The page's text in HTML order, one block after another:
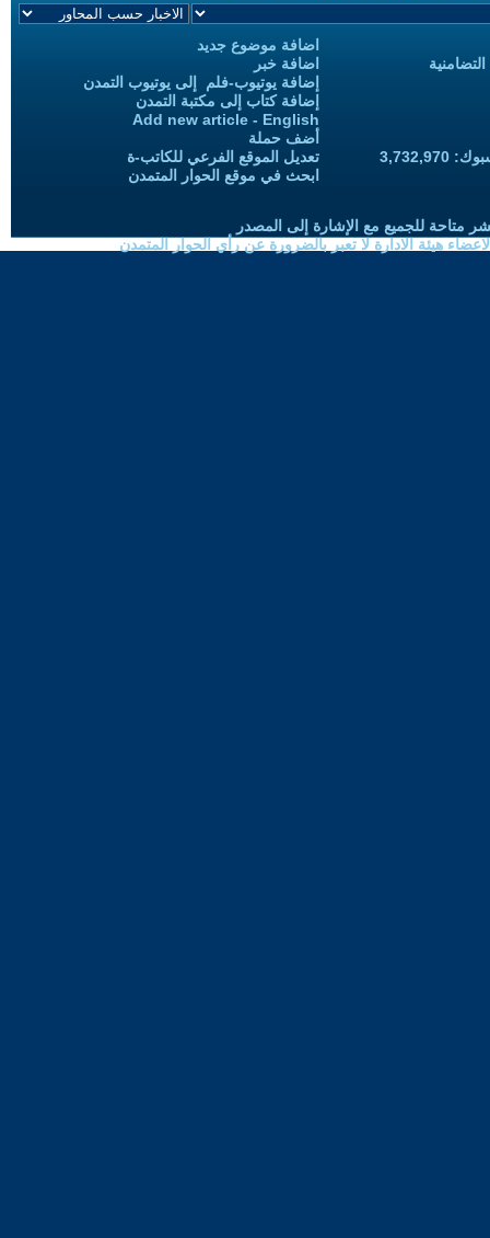
اضافة موضوع جديد
اضافة خبر
إضافة يوتيوب-فلم إلى يوتيوب التمدن
إضافة كتاب إلى مكتبة التمدن
Add new article - English
أضف حملة
تعديل الموقع الفرعي للكاتب-ة
ابحث في موقع الحوار المتمدن
متاحة للجميع مع الإشارة إلى المصدر
هيئة الادارة لا تعبر بالضرورة عن رأي الحوار المتمدن